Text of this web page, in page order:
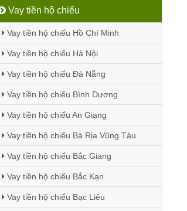
Vay tiền hộ chiếu
Vay tiền hộ chiếu Hồ Chí Minh
Vay tiền hộ chiếu Hà Nội
Vay tiền hộ chiếu Đà Nẵng
Vay tiền hộ chiếu Bình Dương
Vay tiền hộ chiếu An Giang
Vay tiền hộ chiếu Bà Rịa Vũng Tàu
Vay tiền hộ chiếu Bắc Giang
Vay tiền hộ chiếu Bắc Kạn
Vay tiền hộ chiếu Bạc Liêu